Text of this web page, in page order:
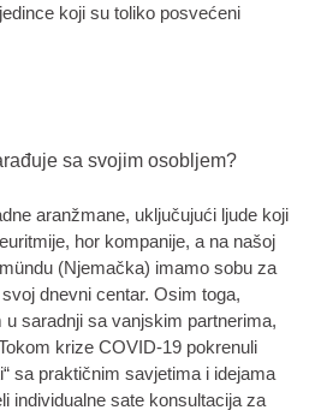
koji su toliko posvećeni
sa svojim osobljem?
aranžmane, uključujući ljude koji
hor kompanije, a na našoj
(Njemačka) imamo sobu za
dnevni centar. Osim toga,
u saradnji sa vanjskim partnerima,
krize COVID-19 pokrenuli
sa praktičnim savjetima i idejama
individualne sate konsultacija za